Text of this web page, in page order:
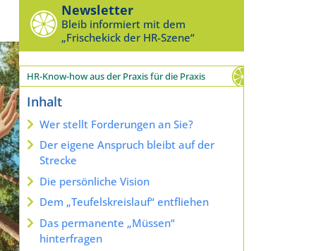
Newsletter
Bleib informiert mit dem
„Frischekick der HR-Szene“
HR-Know-how aus der Praxis für die Praxis
Inhalt
Wer stellt Forderungen an Sie?
Der eigene Anspruch bleibt auf der
Strecke
Die persönliche Vision
Dem „Teufelskreislauf“ entfliehen
Das permanente „Müssen“
hinterfragen